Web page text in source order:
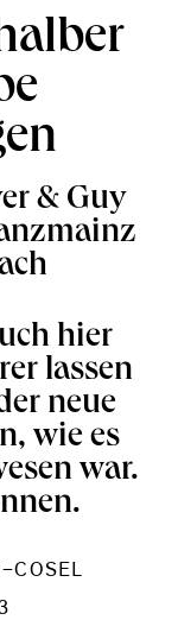
& Guy
hier
lassen
neue
wie es
war.
COSEL